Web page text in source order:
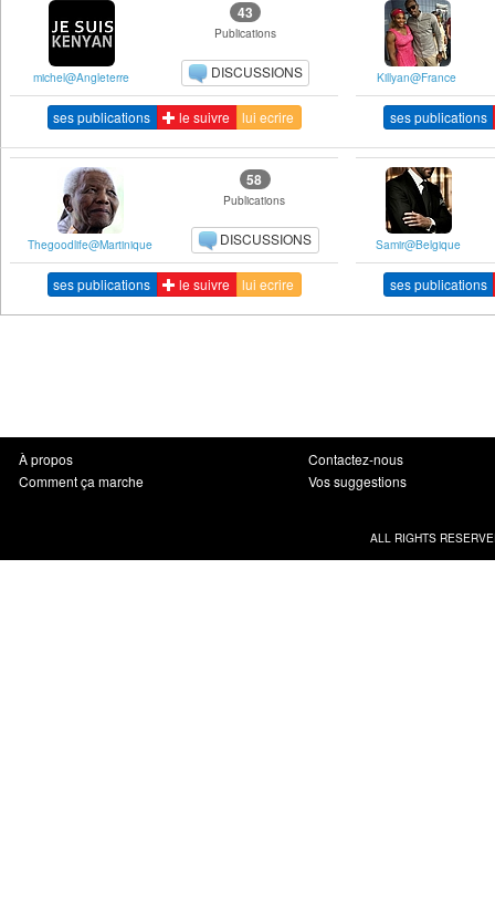
michel@Angleterre
43
Publications
DISCUSSIONS
ses publications le suivre lui ecrire
Killyan@France
ses publications
Thegoodlife@Martinique
58
Publications
DISCUSSIONS
ses publications le suivre lui ecrire
Samir@Belgique
ses publications
À propos
Comment ça marche
Contactez-nous
Vos suggestions
ALL RIGHTS